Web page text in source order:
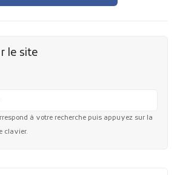
le site
à votre recherche puis appuyez sur la
clavier.